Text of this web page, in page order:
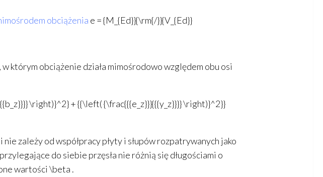
obciążenia e = {M_{Ed}}{\rm{/}}{V_{Ed}}
którym obciążenie działa mimośrodowo względem obu osi
\right)}^2} + {{\left( {\frac{{{e_z}}}{{{y_z}}}} \right)}^2}}
zależy od współpracy płyty i słupów rozpatrywanych jako
do siebie przęsła nie różnią się długościami o
wartości \beta .